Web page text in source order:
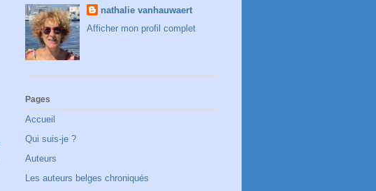
nathalie vanhauwaert
Afficher mon profil complet
Pages
Accueil
Qui suis-je ?
Auteurs
Les auteurs belges chroniqués